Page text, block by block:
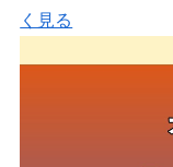
く見る